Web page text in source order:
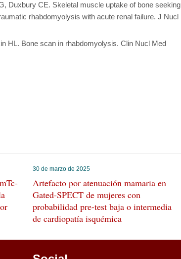
Duxbury CE. Skeletal muscle uptake of bone seeking
rhabdomyolysis with acute renal failure. J Nucl
HL. Bone scan in rhabdomyolysis. Clin Nucl Med
30 de marzo de 2025
Artefacto por atenuación mamaria en
Gated-SPECT de mujeres con
probabilidad pre-test baja o intermedia
de cardiopatía isquémica